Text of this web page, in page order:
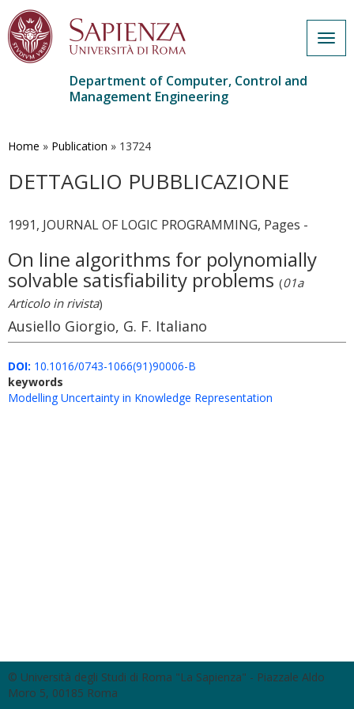
main
Department of Computer, Control and
Management Engineering
Home » Publication » 13724
DETTAGLIO PUBBLICAZIONE
1991, JOURNAL OF LOGIC PROGRAMMING, Pages -
On line algorithms for polynomially
solvable satisfiability problems (01a
Articolo in rivista)
Ausiello Giorgio, G. F. Italiano
DOI: 10.1016/0743-1066(91)90006-B
keywords
Modelling Uncertainty in Knowledge Representation
© Università degli Studi di Roma "La Sapienza" - Piazzale Aldo
Moro 5, 00185 Roma